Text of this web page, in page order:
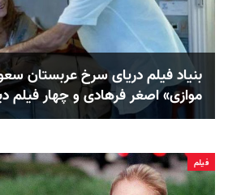
بنیاد فیلم دریای سرخ عربستان
موازی» اصغر فرهادی و چهار فیلم
فیلم